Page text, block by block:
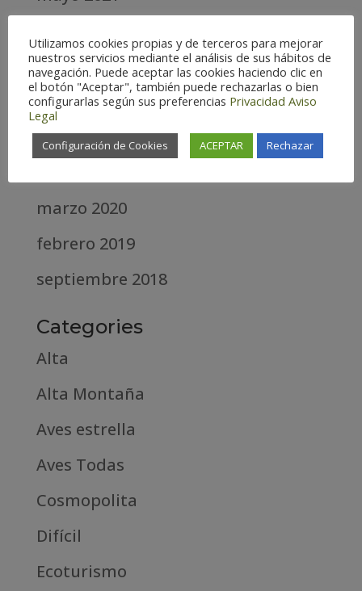
marzo 2021
febrero 2021
diciembre 2020
marzo 2020
febrero 2019
septiembre 2018
Categories
Alta
Alta Montaña
Aves estrella
Aves Todas
Cosmopolita
Difícil
Ecoturismo
Utilizamos cookies propias y de terceros para mejorar
nuestros servicios mediante el análisis de sus hábitos de
navegación. Puede aceptar las cookies haciendo clic en
el botón "Aceptar", también puede rechazarlas o bien
configurarlas según sus preferencias Privacidad Aviso
Legal
Configuración de Cookies ACEPTAR Rechazar